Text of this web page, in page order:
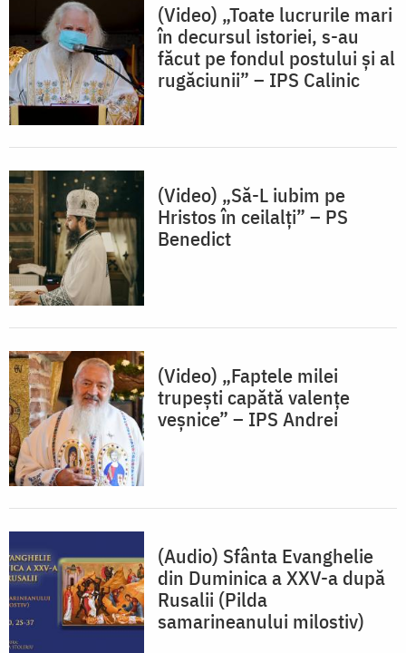
(Video) „Toate lucrurile mari
în decursul istoriei, s-au
făcut pe fondul postului și al
rugăciunii” – IPS Calinic
(Video) „Să-L iubim pe
Hristos în ceilalți” – PS
Benedict
(Video) „Faptele milei
trupești capătă valențe
veșnice” – IPS Andrei
(Audio) Sfânta Evanghelie
din Duminica a XXV-a după
Rusalii (Pilda
samarineanului milostiv)